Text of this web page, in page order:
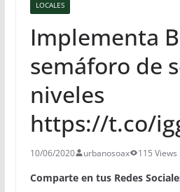
LOCALES
Implementa
semáforo de
niveles
https://t.co/
10/06/2020 urbanosoax 115 Views
Comparte en tus Redes